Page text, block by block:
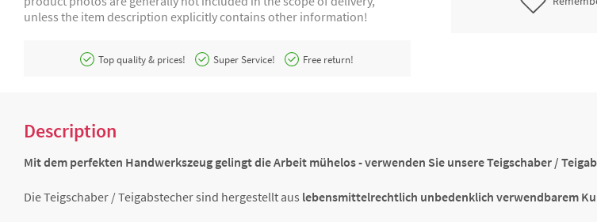
unless the item description explicitly contains other information!
Top quality & prices! Super Service! Free return!
Description
Mit dem perfekten Handwerkszeug gelingt die Arbeit mühelos - verwenden Sie unsere Teigschaber /
Die Teigschaber / Teigabstecher sind hergestellt aus lebensmittelrechtlich unbedenklich verwendbarem